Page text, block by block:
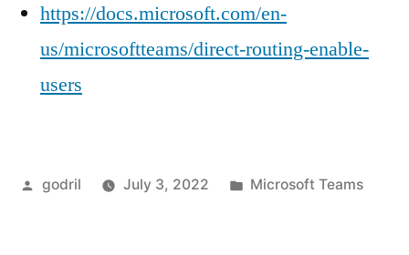
https://docs.microsoft.com/en-
us/microsoftteams/direct-routing-enable-
users
Posted
godril July 3, 2022
Posted
Microsoft Teams